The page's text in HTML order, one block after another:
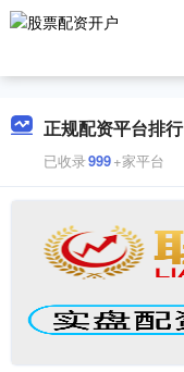
正规配资平台排行
已收录999+家平台